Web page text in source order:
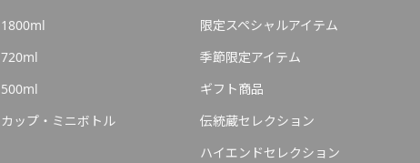
1800ml
720ml
500ml
カップ・ミニボトル
限定スペシャルアイテム
季節限定アイテム
ギフト商品
伝統蔵セレクション
ハイエンドセレクション